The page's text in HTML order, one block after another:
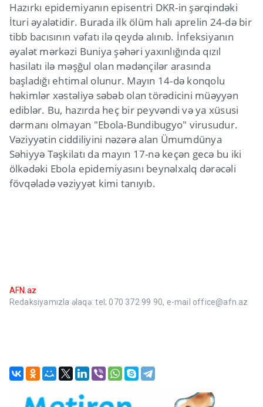
Hazırkı epidemiyanın episentri DKR-in şərqindəki
İturi əyalətidir. Burada ilk ölüm halı aprelin 24-də bir
tibb bacısının vəfatı ilə qeydə alınıb. İnfeksiyanın
əyalət mərkəzi Buniya şəhəri yaxınlığında qızıl
hasilatı ilə məşğul olan mədənçilər arasında
başladığı ehtimal olunur. Mayın 14-də konqolu
həkimlər xəstəliyə səbəb olan törədicini müəyyən
ediblər. Bu, hazırda heç bir peyvəndi və ya xüsusi
dərmanı olmayan "Ebola-Bundibugyo" virusudur.
Vəziyyətin ciddiliyini nəzərə alan Ümumdünya
Səhiyyə Təşkilatı da mayın 17-nə keçən gecə bu iki
ölkədəki Ebola epidemiyasını beynəlxalq dərəcəli
fövqəladə vəziyyət kimi tanıyıb.
AFN.az
Redaksiyamızla əlaqə: tel; 070 372 99 90, e-mail office@afn.az